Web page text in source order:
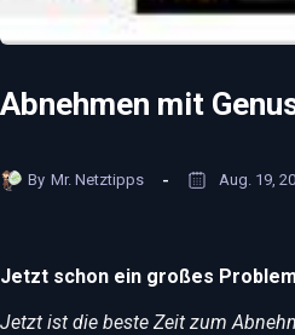
Abnehmen mit
By Mr. Netztipps Aug. 19,
Jetzt schon ein großes
Jetzt ist die beste Zeit zum